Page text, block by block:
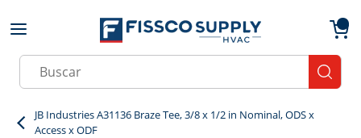
Skip to main content
Site Search
JB Industries A31136 Braze Tee, 3/8 x 1/2 in Nominal, ODS x
Access x ODF